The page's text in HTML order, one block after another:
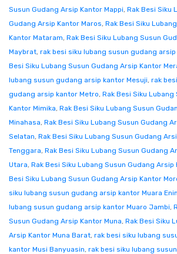
Susun Gudang Arsip Kantor Mappi, Rak Besi Siku
Gudang Arsip Kantor Maros, Rak Besi Siku
Kantor Mataram, Rak Besi Siku Lubang Susun
Maybrat, rak besi siku lubang susun gudang
Besi Siku Lubang Susun Gudang Arsip Kantor
lubang susun gudang arsip kantor Mesuji, rak
gudang arsip kantor Metro, Rak Besi Siku
Kantor Mimika, Rak Besi Siku Lubang Susun
Minahasa, Rak Besi Siku Lubang Susun Gudang
Selatan, Rak Besi Siku Lubang Susun Gudang
Tenggara, Rak Besi Siku Lubang Susun Gudang
Utara, Rak Besi Siku Lubang Susun Gudang Arsip
Besi Siku Lubang Susun Gudang Arsip Kantor
siku lubang susun gudang arsip kantor Muara
lubang susun gudang arsip kantor Muaro Jambi,
Susun Gudang Arsip Kantor Muna, Rak Besi Siku
Arsip Kantor Muna Barat, rak besi siku lubang
kantor Musi Banyuasin, rak besi siku lubang